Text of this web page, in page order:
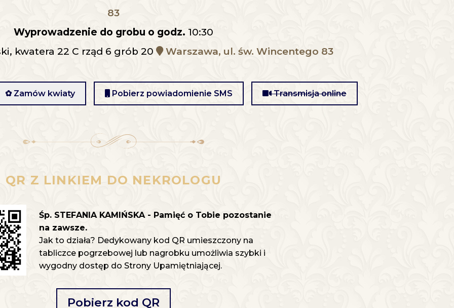
83
Wyprowadzenie do grobu o godz. 10:30
kwatera 22 C rząd 6 grób 20
Warszawa, ul. św. Wincentego 83
✿ Zamów kwiaty Pobierz powiadomienie SMS Transmisja online
QR Z LINKIEM DO NEKROLOGU
Śp. STEFANIA KAMIŃSKA - Pamięć o Tobie pozostanie
na zawsze.
Jak to działa? Dedykowany kod QR umieszczony na
tabliczce pogrzebowej lub nagrobku umożliwia szybki i
wygodny dostęp do Strony Upamiętniającej.
Pobierz kod QR